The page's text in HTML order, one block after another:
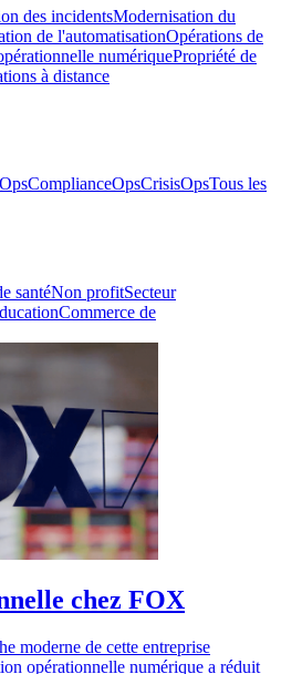
des incidentsModernisation du
de l'automatisationOpérations de
numériquePropriété de
à distance
ComplianceOpsCrisisOpsTous les
santéNon profitSecteur
Commerce de
chez FOX
moderne de cette entreprise
opérationnelle numérique a réduit